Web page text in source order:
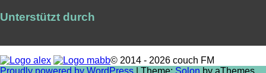
Unterstützt durch
© 2014 - 2026 couch FM
Proudly powered by WordPress
Theme: Solon by aThemes